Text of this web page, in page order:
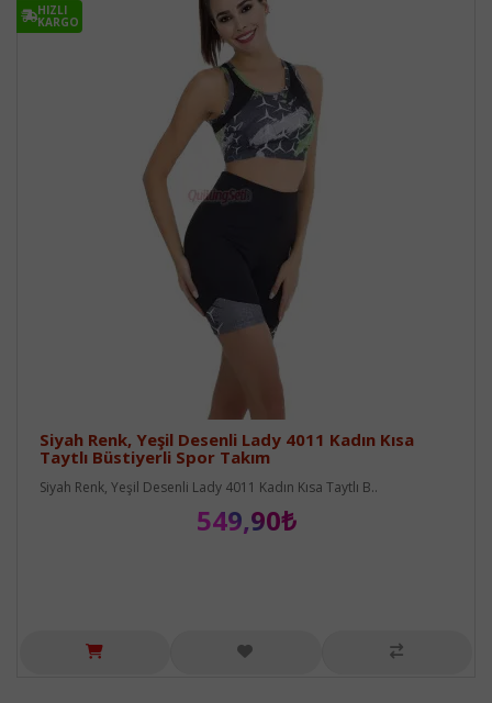
HIZLI
KARGO
Siyah Renk, Yeşil Desenli Lady 4011 Kadın Kısa
Taytlı Büstiyerli Spor Takım
Siyah Renk, Yeşil Desenli Lady 4011 Kadın Kısa Taytlı B..
549,90₺